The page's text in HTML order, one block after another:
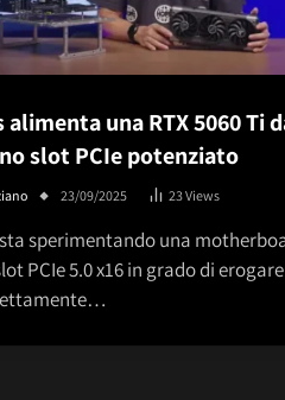
alimenta una RTX 5060 Ti
slot PCIe potenziato
23/09/2025 23Views
sperimentando una
PCIe 5.0 x16 in grado di